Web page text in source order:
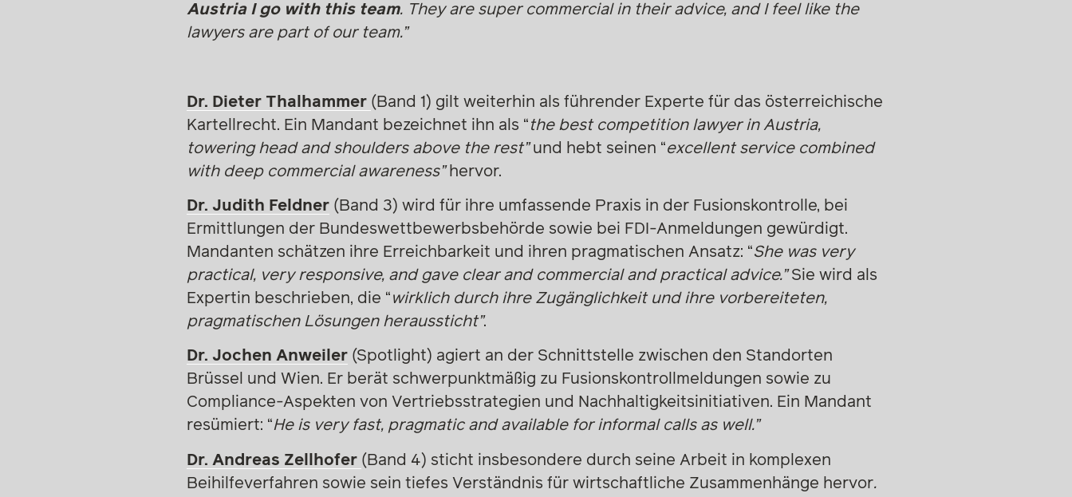
Austria I go with this team. They are super commercial in their advice, and I feel like the
lawyers are part of our team.”
Dr. Dieter Thalhammer (Band 1) gilt weiterhin als führender Experte für das österreichische
Kartellrecht. Ein Mandant bezeichnet ihn als “ the best competition lawyer in Austria,
towering head and shoulders above the rest”und hebt seinen “excellent service combined
with deep commercial awareness”hervor.
Dr. Judith Feldner(Band 3) wird für ihre umfassende Praxis in der Fusionskontrolle, bei
Ermittlungen der Bundeswettbewerbsbehörde sowie bei FDI-Anmeldungen gewürdigt.
Mandanten schätzen ihre Erreichbarkeit und ihren pragmatischen Ansatz: “She was very
practical, very responsive, and gave clear and commercial and practical advice.”Sie wird als
Expertin beschrieben, die “ wirklich durch ihre Zugänglichkeit und ihre vorbereiteten,
pragmatischen Lösungen heraussticht”.
Dr. Jochen Anweiler(Spotlight) agiert an der Schnittstelle zwischen den Standorten
Brüssel und Wien. Er berät schwerpunktmäßig zu Fusionskontrollmeldungen sowie zu
Compliance-Aspekten von Vertriebsstrategien und Nachhaltigkeitsinitiativen. Ein Mandant
resümiert: “He is very fast, pragmatic and available for informal calls as well.”
Dr. Andreas Zellhofer (Band 4) sticht insbesondere durch seine Arbeit in komplexen
Beihilfeverfahren sowie sein tiefes Verständnis für wirtschaftliche Zusammenhänge hervor.